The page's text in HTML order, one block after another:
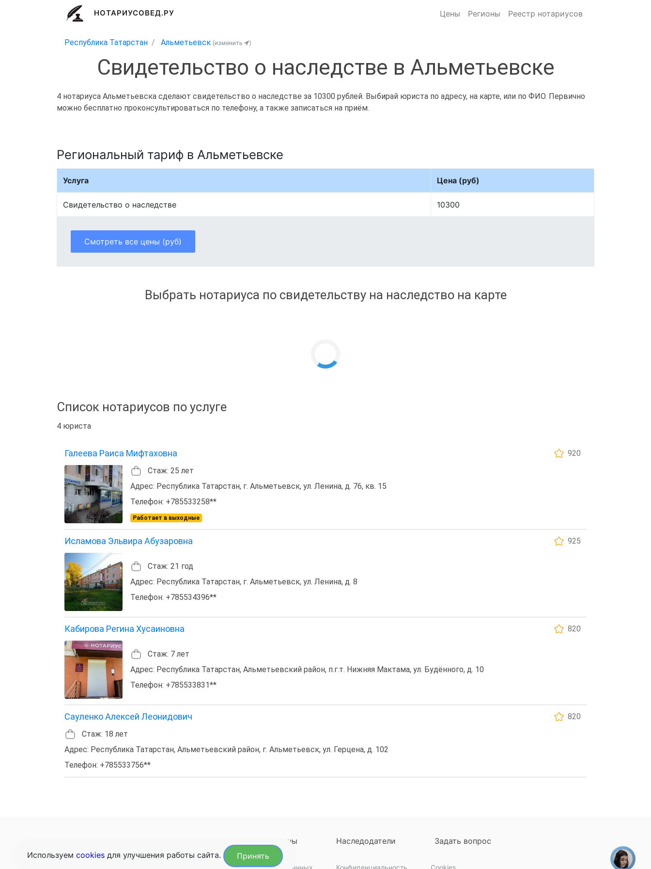
НОТАРИУСОВЕД.РУ Цены Регионы Реестр нотариусов
Республика Татарстан Альметьевск (изменить )
Свидетельство о наследстве в Альметьевске
4 нотариуса Альметьевска сделают свидетельство о наследстве за 10300 рублей. Выбирай юриста по адресу, на карте, или по ФИО. Первично
можно бесплатно проконсультироваться по телефону, а также записаться на приём.
Региональный тариф в Альметьевске
Услуга Цена (руб)
Свидетельство о наследстве 10300
Смотреть все цены (руб)
Выбрать нотариуса по свидетельству на наследство на карте
Список нотариусов по услуге
4 юриста
Галеева Раиса Мифтаховна
920
Стаж: 25 лет
Адрес: Республика Татарстан, г. Альметьевск, ул. Ленина, д. 76, кв. 15
Телефон: +785533258**
Работает в выходные
Исламова Эльвира Абузаровна 925
Стаж: 21 год
Адрес: Республика Татарстан, г. Альметьевск, ул. Ленина, д. 8
Телефон: +785534396**
Кабирова Регина Хусаиновна 820
Стаж: 7 лет
Адрес: Республика Татарстан, Альметьевский район, п.г.т. Нижняя Мактама, ул. Будённого, д. 10
Телефон: +785533831**
Сауленко Алексей Леонидович
820
Стаж: 18 лет
Адрес: Республика Татарстан, Альметьевский район, г. Альметьевск, ул. Герцена, д. 102
Телефон: +785533756**
Регионы Наследодатели Задать вопрос
Обработка данных Конфиденциальность Cookies
Используем cookies для улучшения работы сайта. Принять